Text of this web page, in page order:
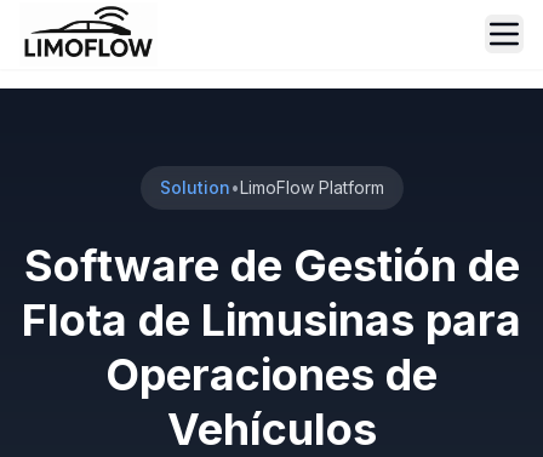
Solution•LimoFlow Platform
Software de Gestión de
Flota de Limusinas para
Operaciones de
Vehículos